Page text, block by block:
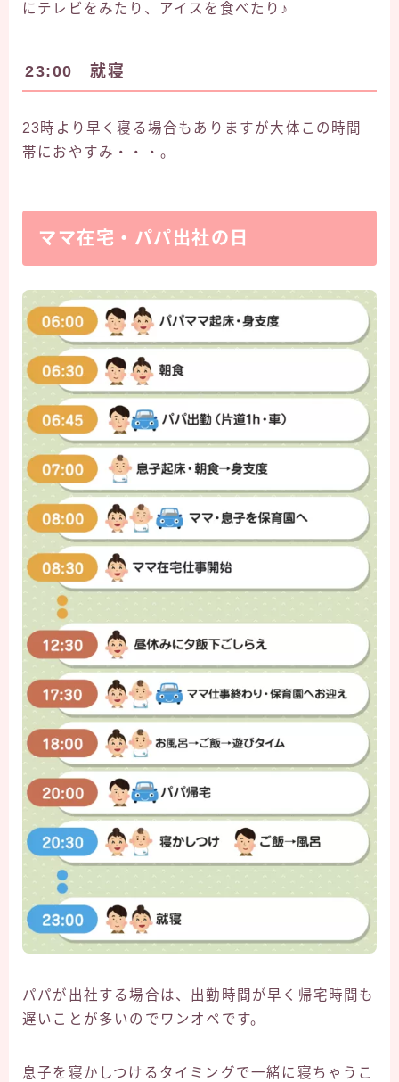
にテレビをみたり、アイスを食べたり♪
23:00 就寝
23時より早く寝る場合もありますが大体この時間
帯におやすみ・・・。
ママ在宅・パパ出社の日
パパが出社する場合は、出勤時間が早く帰宅時間も
遅いことが多いのでワンオペです。
息子を寝かしつけるタイミングで一緒に寝ちゃうこ